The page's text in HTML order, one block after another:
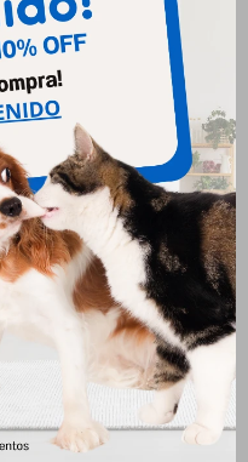
Royal Canin Mini Adulto 3 Kg
2.687